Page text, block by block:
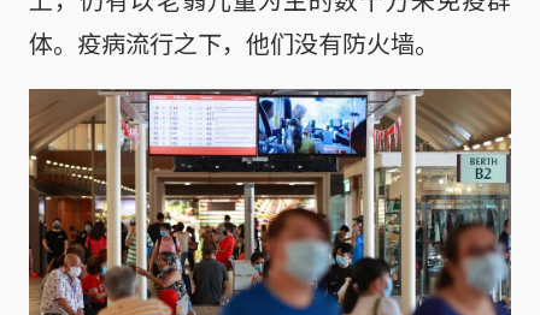
体。疫病流行之下，他们没有防火墙。